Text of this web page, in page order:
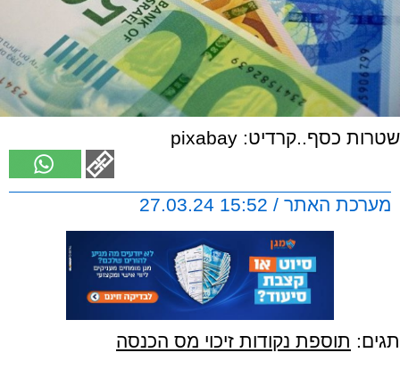
שטרות כסף..קרדיט: pixabay
מערכת האתר / 15:52 27.03.24
תגים: תוספת נקודות זיכוי מס הכנסה